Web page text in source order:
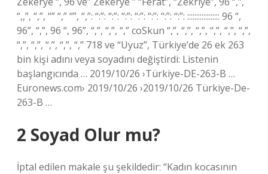
“,,”, “,”, “” “,” “”, “,”: “:”: “:”: “:”: “:”: “:”: “:”: “:”: :::::::::::::::::: 96 “,
96”, “,”, 96 “, 96”, “,”, “,”, “,” coSkun “,”, “,”, “,”, “,”, “,”, “,”,
“,”, “,”, “,”, “,”, “,” 718 ve “Uyuz”, Türkiye’de 26 ek 263
bin kişi adını veya soyadını değiştirdi: Listenin
başlangıcında … 2019/10/26 ›Türkiye-DE-263-B …
Euronews.com› 2019/10/26 ›2019/10/26 Türkiye-De-
263-B …
2 Soyad Olur mu?
İptal edilen makale şu şekildedir: “Kadın kocasının